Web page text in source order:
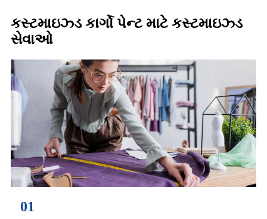
કસ્ટમાઇઝ્ડ કાર્ગો પેન્ટ માટે કસ્ટમાઇઝ્ડ
સેવાઓ
01